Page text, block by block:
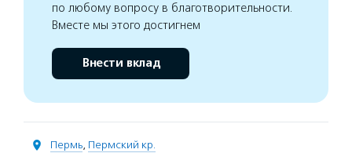
по любому вопросу в благотворительности.
Вместе мы этого достигнем
Внести вклад
Пермь, Пермский кр.